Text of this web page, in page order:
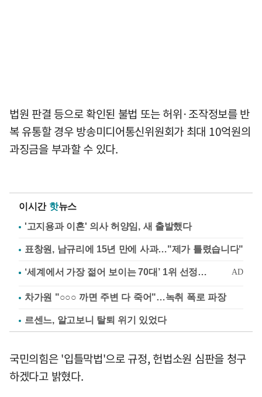
법원 판결 등으로 확인된 불법 또는 허위·조작정보를 반
복 유통할 경우 방송미디어통신위원회가 최대 10억원의
과징금을 부과할 수 있다.
이시간 핫뉴스
'고지용과 이혼' 의사 허양임, 새 출발했다
표창원, 남규리에 15년 만에 사과…"제가 틀렸습니다"
차가원 "○○○ 까면 주변 다 죽어"…녹취 폭로 파장
르센느, 알고보니 탈퇴 위기 있었다
국민의힘은 '입틀막법'으로 규정, 헌법소원 심판을 청구
하겠다고 밝혔다.